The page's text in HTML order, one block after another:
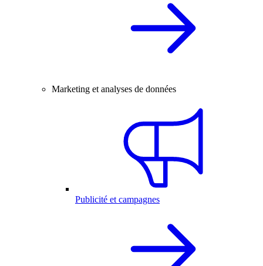
Marketing et analyses de données
Publicité et campagnes